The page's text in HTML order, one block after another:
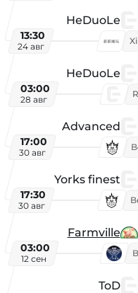
HeDuoLe
13:30
24 авг
HeDuoLe
03:00
28 авг
Advanced
17:00
30 авг
Yorks finest
17:30
30 авг
Farmville
03:00
12 сен
ToD